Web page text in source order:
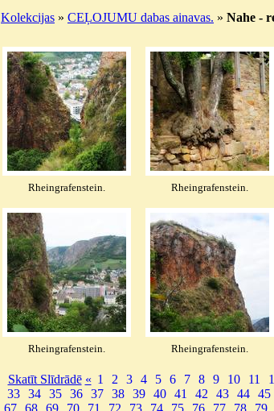
Kolekcijas » CEĻOJUMU dabas ainavas. » Nahe -
Rheingrafenstein. Rheingrafenstein.
Rheingrafenstein. Rheingrafenstein.
Skatīt Slīdrādē « 1 2 3 4 5 6 7 8 9 10 11
33 34 35 36 37 38 39 40 41 42 43 44 45
67 68 69 70 71 72 73 74 75 76 77 78 79